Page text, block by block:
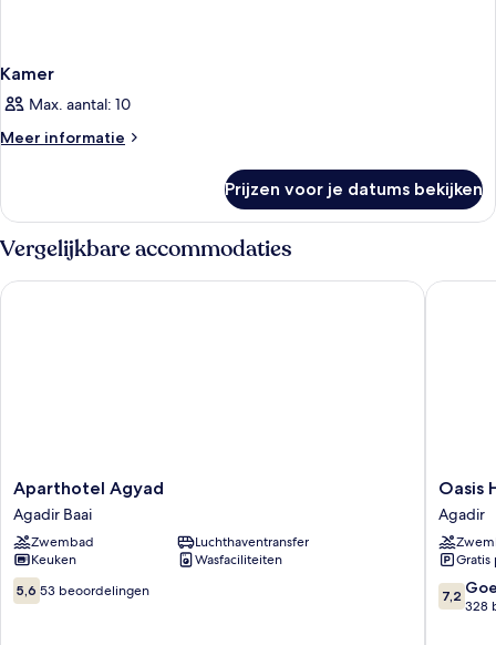
Kamer
Max. aantal: 10
Meer informatie
Meer
Prijzen voor je datums bekijken
Vergelijkbare accommodaties
Aparthotel
Agyad
Agadir
Baai
Aparthotel Agyad
Agadir Baai
Zwembad
Luchthaventransfer
Keuken
Wasfaciliteiten
5.6
van
5,6 53 beoordelingen
Aparthotel Agyad
Oasis
Hôtel
&
Spa
Agadir
Oasis
Agadir
Gratis
7.2
van
7,2
328
Oasis